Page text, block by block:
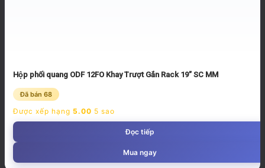
Hộp phối quang ODF 12FO Khay Trượt Gắn Rack 19” SC MM
Đã bán 68
Được xếp hạng 5.00 5 sao
Đọc tiếp
Mua ngay